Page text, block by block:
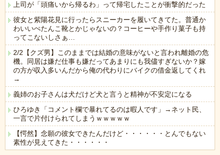
上司が「頭痛いから帰るわ」って帰宅したことが衝撃的だった
彼女と紫陽花見に行ったらスニーカーを履いてきてた。普通か
わいいぺたんこ靴とかじゃないの？コーヒーや手作り菓子も持
ってこないしさぁ…
2/2【クズ男】このままでは結婚の意味がないと言われ離婚の危
機。同居は嫌だ仕事も嫌だってあまりにも我儘すぎないか？嫁
の方が収入多いんだから俺の代わりにバイクの借金返してくれ
→
義姉のお子さんは犬だけど犬と言うと精神が不安定になる
ひろゆき「コメント欄で暴れてるのは暇人です」→ネット民、
一言で片付けられてしまうｗｗｗｗｗ
【愕然】念願の彼女できたんだけど・・・・・・とんでもない
素性が見えてきた・・・・・・